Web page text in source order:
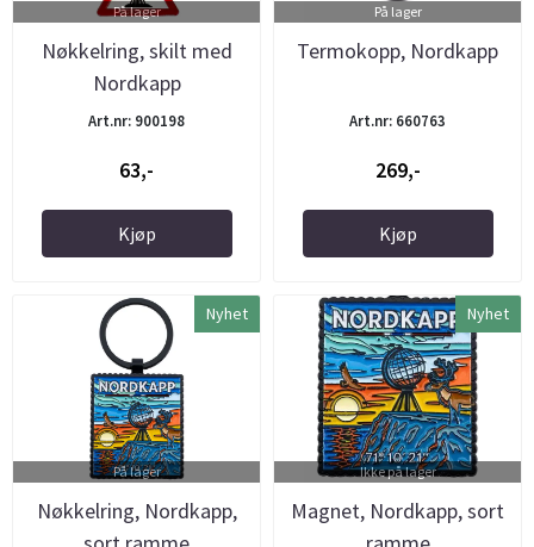
På lager
Nøkkelring, skilt med
Nordkapp
Art.nr: 900198
63,-
Kjøp
På lager
Termokopp, Nordkapp
Art.nr: 660763
269,-
Kjøp
Nyhet
På lager
Nøkkelring, Nordkapp,
Nyhet
Ikke på lager
Magnet, Nordkapp, sort